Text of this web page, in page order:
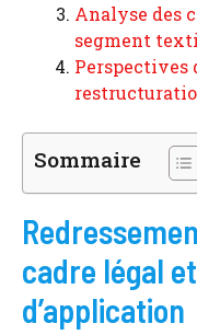
Analyse des
segment
Perspectives
Sommaire
cadre légal
d’application